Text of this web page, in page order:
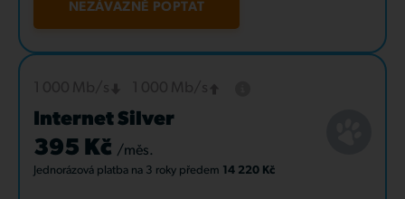
NEZÁVAZNĚ POPTAT
Internet Silver
395 Kč /měs.
Jednorázová platba na 3 roky předem 14 220 Kč